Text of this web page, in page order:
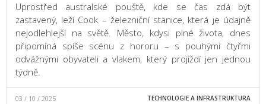
Uprostřed australské pouště, kde se čas zdá být
zastavený, leží Cook – železniční stanice, která je údajně
nejodlehlejší na světě. Město, kdysi plné života, dnes
připomíná spíše scénu z hororu – s pouhými čtyřmi
odvážnými obyvateli a vlakem, který projíždí jen jednou
týdně.
03 / 10 / 2025 TECHNOLOGIE A INFRASTRUKTURA